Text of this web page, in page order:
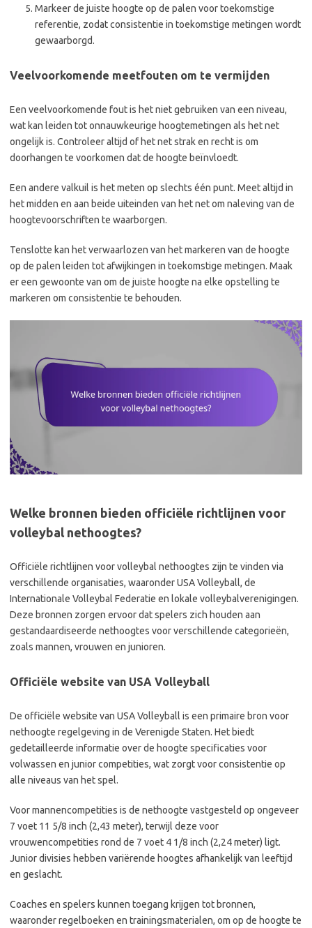
Markeer de juiste hoogte op de palen voor toekomstige
referentie, zodat consistentie in toekomstige metingen wordt
gewaarborgd.
Veelvoorkomende meetfouten om te vermijden
Een veelvoorkomende fout is het niet gebruiken van een niveau,
wat kan leiden tot onnauwkeurige hoogtemetingen als het net
ongelijk is. Controleer altijd of het net strak en recht is om
doorhangen te voorkomen dat de hoogte beïnvloedt.
Een andere valkuil is het meten op slechts één punt. Meet altijd in
het midden en aan beide uiteinden van het net om naleving van de
hoogtevoorschriften te waarborgen.
Tenslotte kan het verwaarlozen van het markeren van de hoogte
op de palen leiden tot afwijkingen in toekomstige metingen. Maak
er een gewoonte van om de juiste hoogte na elke opstelling te
markeren om consistentie te behouden.
Welke bronnen bieden officiële richtlijnen voor
volleybal nethoogtes?
Officiële richtlijnen voor volleybal nethoogtes zijn te vinden via
verschillende organisaties, waaronder USA Volleyball, de
Internationale Volleybal Federatie en lokale volleybalverenigingen.
Deze bronnen zorgen ervoor dat spelers zich houden aan
gestandaardiseerde nethoogtes voor verschillende categorieën,
zoals mannen, vrouwen en junioren.
Officiële website van USA Volleyball
De officiële website van USA Volleyball is een primaire bron voor
nethoogte regelgeving in de Verenigde Staten. Het biedt
gedetailleerde informatie over de hoogte specificaties voor
volwassen en junior competities, wat zorgt voor consistentie op
alle niveaus van het spel.
Voor mannencompetities is de nethoogte vastgesteld op ongeveer
7 voet 11 5/8 inch (2,43 meter), terwijl deze voor
vrouwencompetities rond de 7 voet 4 1/8 inch (2,24 meter) ligt.
Junior divisies hebben variërende hoogtes afhankelijk van leeftijd
en geslacht.
Coaches en spelers kunnen toegang krijgen tot bronnen,
waaronder regelboeken en trainingsmaterialen, om op de hoogte te